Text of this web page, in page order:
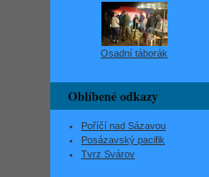
Osadní táborák
Oblíbené odkazy
Poříčí nad Sázavou
Posázavský pacifik
Tvrz Svárov